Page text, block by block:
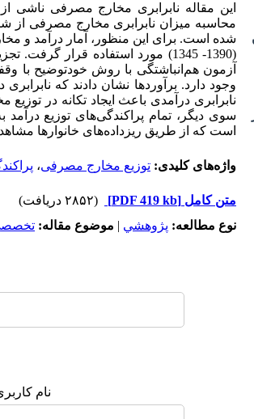
این مقاله نابرابری مخارج مصرفی ناشی
محاسبه میزان نابرابری مخارج مصرفی از
شده است. برای این منظور، آمار درآمد و
(1390- 1345) مورد استفاده قرار
آزمون هم‌انباشتگی با روش خودتوضیح با
وجود دارد. برآوردها نشان دادند که
نابرابری درآمدی باعث ایجاد تکانه در
سوی دیگر، تمام پراکندگی‌های توزیع
است که از طریق ریزداده‌های خانوارها
واژه‌های کلیدی: توزیع مخارج مصرفی،
متن کامل [PDF 419 kb]
(۲۸۵۲ دریافت)
نوع مطالعه: پژوهشي | موضوع مقاله:
نام